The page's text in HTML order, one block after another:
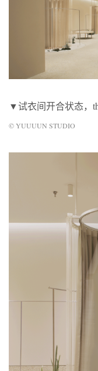
▼试衣间开合状态，
© YUUUUN STUDIO